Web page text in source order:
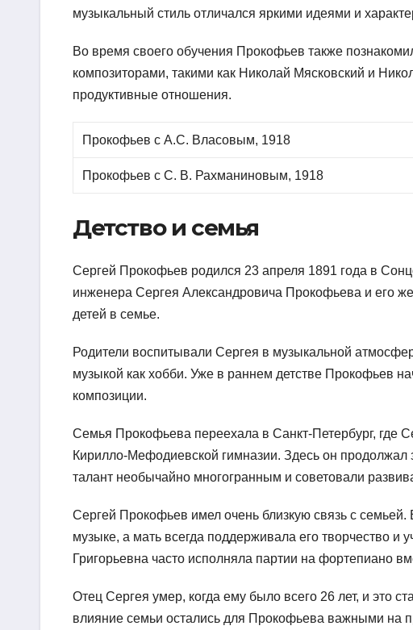
музыкальный стиль отличался яркими идеями и
Во время своего обучения Прокофьев также
композиторами, такими как Николай Мясковский и
продуктивные отношения.
Прокофьев с А.С. Власовым, 1918
Прокофьев с С. В. Рахманиновым, 1918
Детство и семья
Сергей Прокофьев родился 23 апреля 1891 года в
инженера Сергея Александровича Прокофьева и его
детей в семье.
Родители воспитывали Сергея в музыкальной
музыкой как хобби. Уже в раннем детстве Прокофьев
композиции.
Семья Прокофьева переехала в Санкт-Петербург, где
Кирилло-Мефодиевской гимназии. Здесь он продолжал
талант необычайно многогранным и советовали
Сергей Прокофьев имел очень близкую связь с
музыке, а мать всегда поддерживала его творчество и
Григорьевна часто исполняла партии на фортепиано
Отец Сергея умер, когда ему было всего 26 лет, и это
влияние семьи остались для Прокофьева важными на